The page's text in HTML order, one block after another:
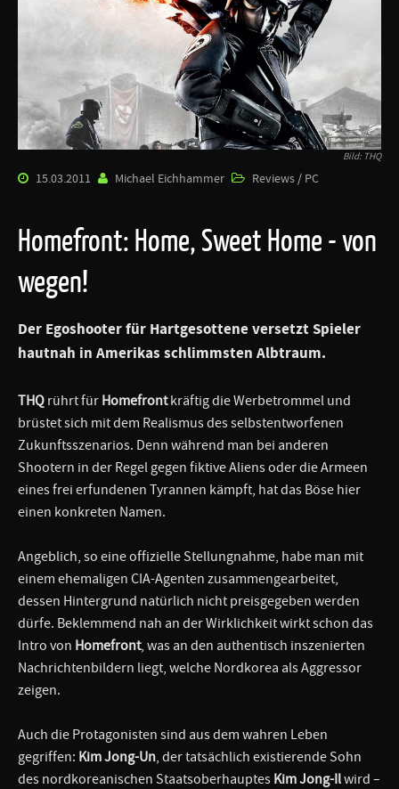
Bild: THQ
15.03.2011 Michael Eichhammer Reviews / PC
Homefront: Home, Sweet Home - von
wegen!
Der Egoshooter für Hartgesottene versetzt Spieler
hautnah in Amerikas schlimmsten Albtraum.
THQ rührt für Homefrontkräftig die Werbetrommel und
brüstet sich mit dem Realismus des selbstentworfenen
Zukunftsszenarios. Denn während man bei anderen
Shootern in der Regel gegen fiktive Aliens oder die Armeen
eines frei erfundenen Tyrannen kämpft, hat das Böse hier
einen konkreten Namen.
Angeblich, so eine offizielle Stellungnahme, habe man mit
einem ehemaligen CIA-Agenten zusammengearbeitet,
dessen Hintergrund natürlich nicht preisgegeben werden
dürfe. Beklemmend nah an der Wirklichkeit wirkt schon das
Intro von Homefront, was an den authentisch inszenierten
Nachrichtenbildern liegt, welche Nordkorea als Aggressor
zeigen.
Auch die Protagonisten sind aus dem wahren Leben
gegriffen: Kim Jong-Un, der tatsächlich existierende Sohn
des nordkoreanischen Staatsoberhauptes Kim Jong-Ilwird –